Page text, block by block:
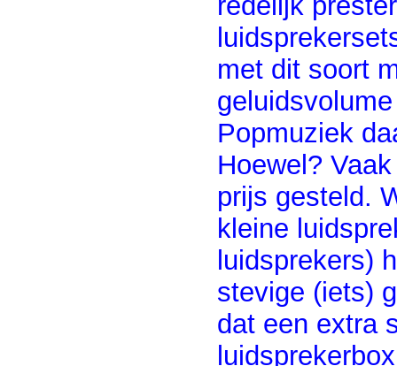
met dit soort
Popmuziek
Hoewel?
prijs gesteld.
kleine
luidsprekers)
stevige (iets)
dat een extra